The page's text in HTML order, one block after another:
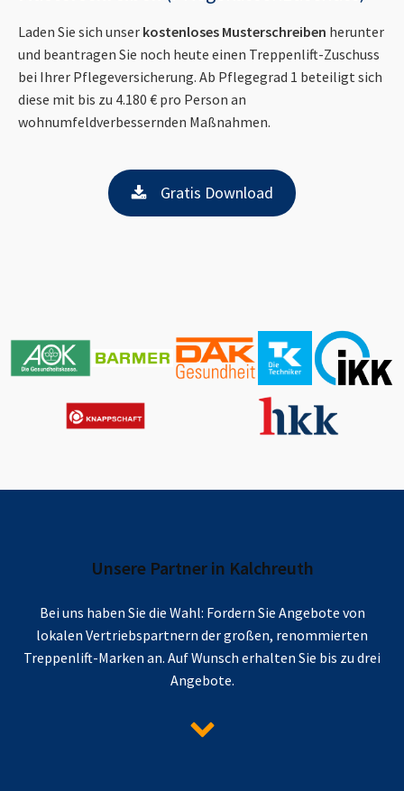
Laden Sie sich unser kostenloses Musterschreiben herunter
und beantragen Sie noch heute einen Treppenlift-Zuschuss
bei Ihrer Pflegeversicherung. Ab Pflegegrad 1 beteiligt sich
diese mit bis zu 4.180 € pro Person an
wohnumfeldverbessernden Maßnahmen.
Gratis Download
Unsere Partner in Kalchreuth
Bei uns haben Sie die Wahl: Fordern Sie Angebote von
lokalen Vertriebspartnern der großen, renommierten
Treppenlift-Marken an. Auf Wunsch erhalten Sie bis zu drei
Angebote.